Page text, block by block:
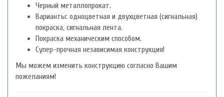
Черный металлопрокат.
Варианты: одноцветная и двухцветная (сигнальная)
покраска, сигнальная лента.
Покраска механическим способом.
Супер-прочная независимая конструкция!
Мы можем изменить конструкцию согласно Вашим
пожеланиям!